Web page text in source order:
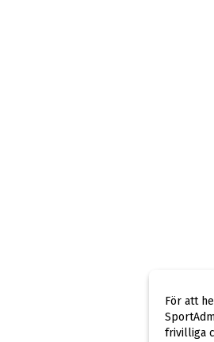
För att
frivilliga